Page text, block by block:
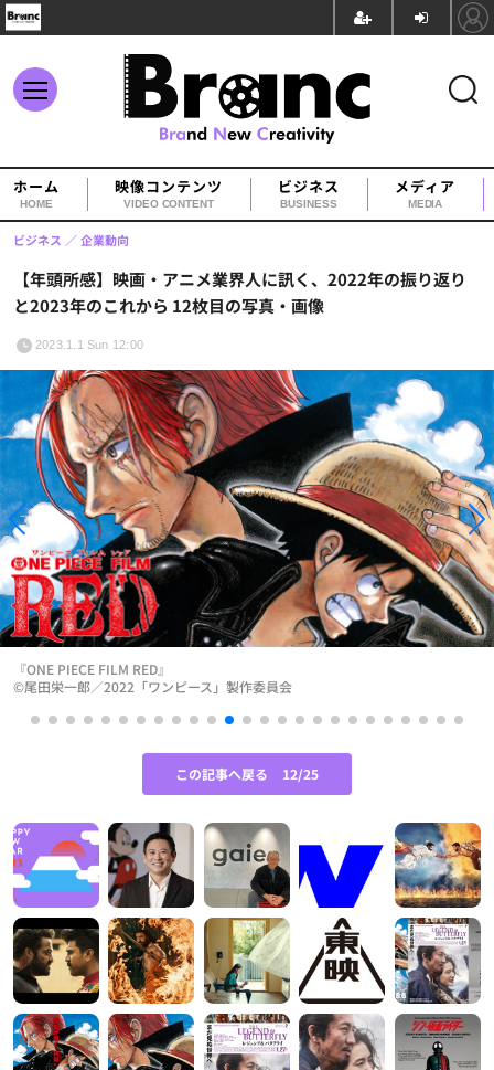
ホーム
HOME
映像コンテンツ
VIDEO CONTENT
ビジネス
BUSINESS
メディア
MEDIA
【年頭所感】映画・アニメ業界人に訊く、2022年の振り返り
と2023年のこれから 12枚目の写真・画像
ビジネス 企業動向
2023.1.1 Sun 12:00
©尾田栄一郎／2022「ワンピース」製作委員会
『ONE PIECE FILM RED』
この記事へ戻る 12/25